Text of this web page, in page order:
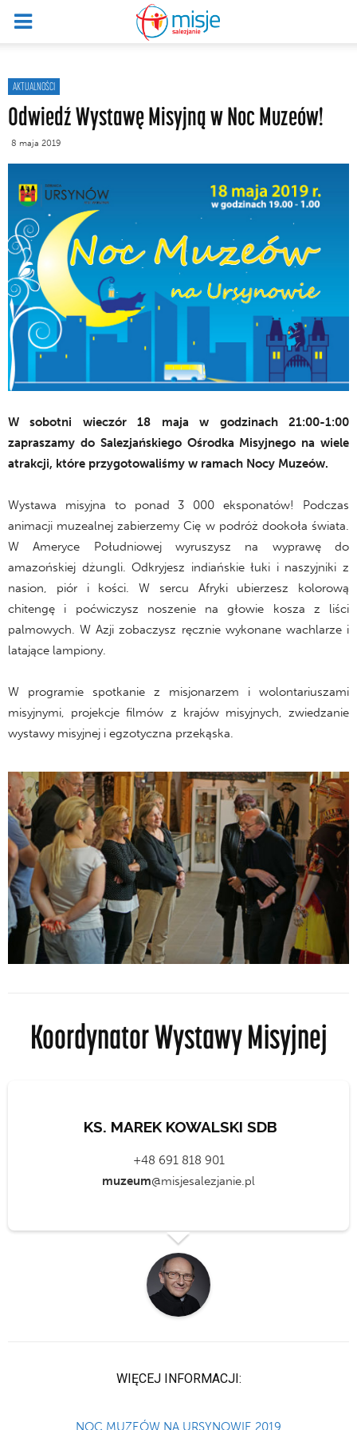
AKTUALNOŚCI
Odwiedź Wystawę Misyjną w Noc Muzeów!
8 maja 2019
W sobotni wieczór 18 maja w godzinach 21:00-1:00
zapraszamy do Salezjańskiego Ośrodka Misyjnego na wiele
atrakcji, które przygotowaliśmy w ramach Nocy Muzeów.
Wystawa misyjna to ponad 3 000 eksponatów! Podczas
animacji muzealnej zabierzemy Cię w podróż dookoła świata.
W Ameryce Południowej wyruszysz na wyprawę do
amazońskiej dżungli. Odkryjesz indiańskie łuki i naszyjniki z
nasion, piór i kości. W sercu Afryki ubierzesz kolorową
chitengę i poćwiczysz noszenie na głowie kosza z liści
palmowych. W Azji zobaczysz ręcznie wykonane wachlarze i
latające lampiony.
W programie spotkanie z misjonarzem i wolontariuszami
misyjnymi, projekcje filmów z krajów misyjnych, zwiedzanie
wystawy misyjnej i egzotyczna przekąska.
Koordynator Wystawy Misyjnej
KS. MAREK KOWALSKI SDB
+48 691 818 901
muzeum@misjesalezjanie.pl
WIĘCEJ INFORMACJI:
NOC MUZEÓW NA URSYNOWIE 2019